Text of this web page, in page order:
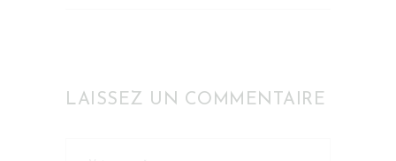
LAISSEZ UN COMMENTAIRE